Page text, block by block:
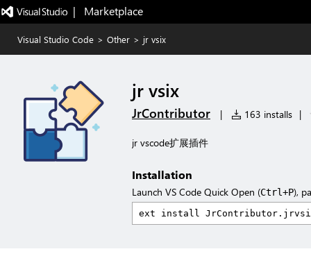
|   Marketplace
Visual Studio Code > Other > jr vsix
jr vsix
JrContributor | 163 installs |
jr vscode扩展插件
Installation
Launch VS Code Quick Open (Ctrl+P),